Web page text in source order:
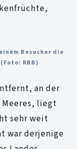
Besucher die
RBB)
an der
Meeres, liegt
sehr weit
war derjenige